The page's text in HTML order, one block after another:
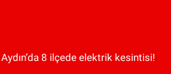
Aydın’da 8 ilçede elektrik kesintisi!